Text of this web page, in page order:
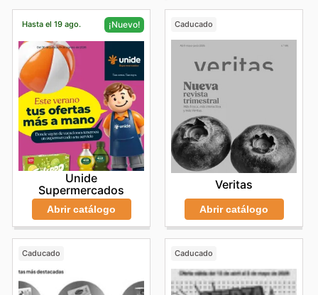
Hasta el 19 ago. ¡Nuevo!
Unide
Supermercados
Abrir catálogo
Caducado
Veritas
Abrir catálogo
Caducado Caducado